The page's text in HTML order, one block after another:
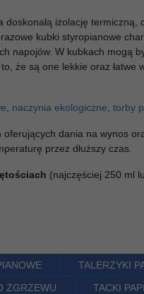
izolację termiczną,
kubki styropianowe
napojów. W kubkach mogą
że są one lekkie oraz łatwe
naczynia ekologiczne torby
oferujących dania na wynos
przez dłuższy czas.
(najczęściej 250 ml
TALERZYKI
ZGRZEWU
TACKI